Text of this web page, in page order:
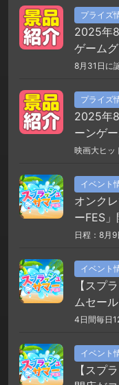
プライズ
2025年
ゲーム
8月31日に
プライズ
2025年
ーンゲ
映画大ヒッ
イベント
オンク
ーFES
日程：8月
イベント
【スプ
ムセー
4日間毎日
イベント
【スプ